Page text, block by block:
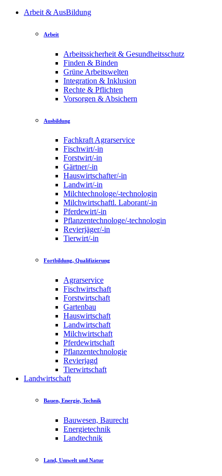
Arbeit & AusBildung
Arbeit
Arbeitssicherheit & Gesundheitsschutz
Finden & Binden
Grüne Arbeitswelten
Integration & Inklusion
Rechte & Pflichten
Vorsorgen & Absichern
Ausbildung
Fachkraft Agrarservice
Fischwirt/-in
Forstwirt/-in
Gärtner/-in
Hauswirtschafter/-in
Landwirt/-in
Milchtechnologe/-technologin
Milchwirtschaftl. Laborant/-in
Pferdewirt/-in
Pflanzentechnologe/-technologin
Revierjäger/-in
Tierwirt/-in
Fortbildung, Qualifizierung
Agrarservice
Fischwirtschaft
Forstwirtschaft
Gartenbau
Hauswirtschaft
Landwirtschaft
Milchwirtschaft
Pferdewirtschaft
Pflanzentechnologie
Revierjagd
Tierwirtschaft
Landwirtschaft
Bauen, Energie, Technik
Bauwesen, Baurecht
Energietechnik
Landtechnik
Land, Umwelt und Natur